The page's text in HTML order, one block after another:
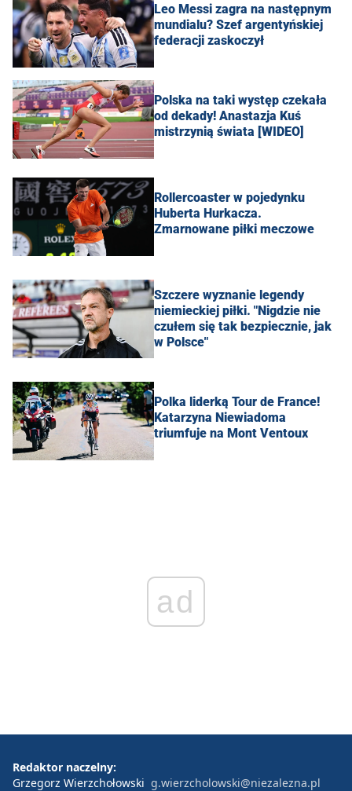
Leo Messi zagra na następnym
mundialu? Szef argentyńskiej
federacji zaskoczył
Polska na taki występ czekała
od dekady! Anastazja Kuś
mistrzynią świata [WIDEO]
Rollercoaster w pojedynku
Huberta Hurkacza.
Zmarnowane piłki meczowe
Szczere wyznanie legendy
niemieckiej piłki. "Nigdzie nie
czułem się tak bezpiecznie, jak
w Polsce"
Polka liderką Tour de France!
Katarzyna Niewiadoma
triumfuje na Mont Ventoux
ad
Redaktor naczelny:
Grzegorz Wierzchołowski g.wierzcholowski@niezalezna.pl